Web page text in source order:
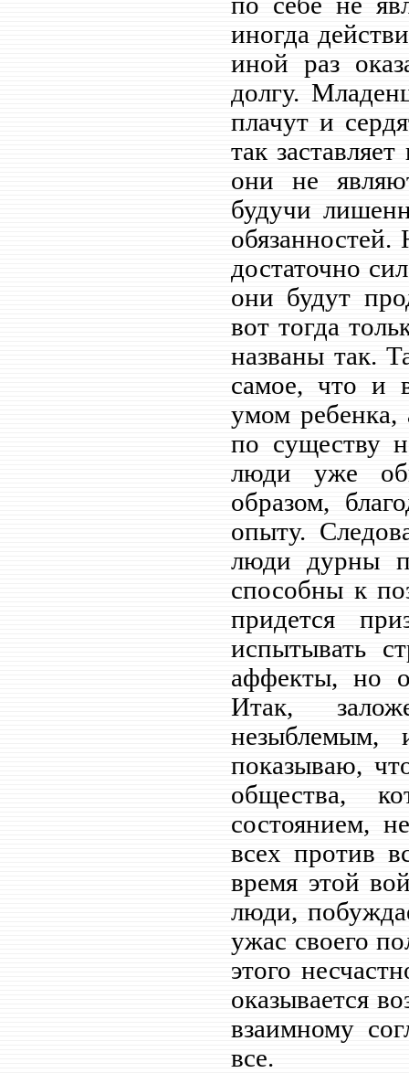
иногда
иной раз
долгу.
плачут и
так
они не
будучи
достаточно
они будут
вот тогда
названы так.
самое, что и
умом ребенка,
по существу
люди уже
образом,
опыту.
люди дурны
способны к
придется
испытывать
аффекты, но
Итак,
незыблемым,
показываю,
общества,
состоянием,
всех против
время этой
люди,
ужас своего
этого
оказывается
взаимному
все.